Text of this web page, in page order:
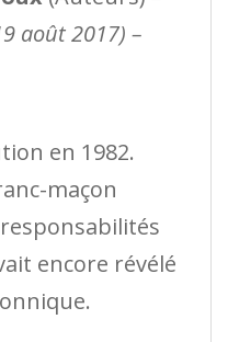
août 2017) –
en 1982.
maçon
encore révélé